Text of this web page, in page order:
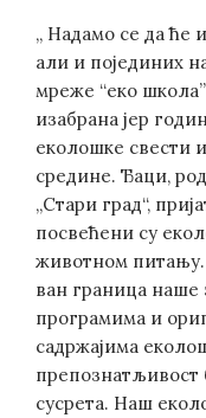
„ Надамо се да ће
али и појединих
мреже “еко
изабрана јер
еколошке свести
средине. Ђаци,
„Стари град“,
посвећени су
животном питању.
ван граница
програмима и
садржајима
препознатљивост
сусрета. Наш